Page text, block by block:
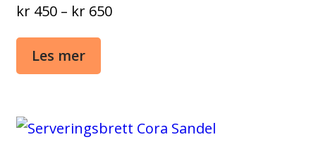
kr 450 – kr 650Prisområde:
Les mer